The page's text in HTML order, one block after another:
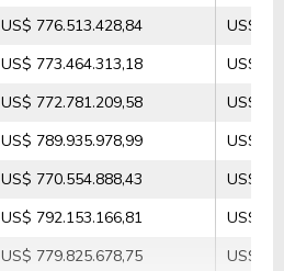
US$ 776.513.428,84
US$
US$ 773.464.313,18
US$
US$ 772.781.209,58
US$
US$ 789.935.978,99
US$
US$ 770.554.888,43
US$
US$ 792.153.166,81
US$
US$ 779.825.678,75 US$